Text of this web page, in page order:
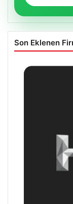
Son Eklenen